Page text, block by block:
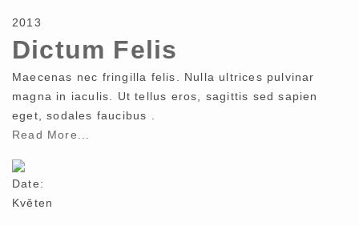
2013
Dictum Felis
Maecenas nec fringilla felis. Nulla ultrices pulvinar
magna in iaculis. Ut tellus eros, sagittis sed sapien
eget, sodales faucibus .
Read More...
Date:
Květen